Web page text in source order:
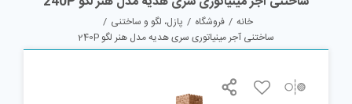
خانه / فروشگاه / پازل، لگو و ساختنی /
ساختنی آجر مینیاتوری سری هدیه مدل هنر لگو 240P